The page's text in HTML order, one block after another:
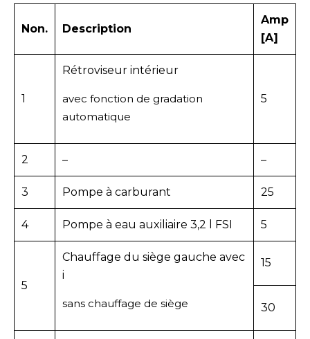
Non. Description
Amp
[A]
1
Rétroviseur intérieur
avec fonction de gradation
automatique
5
2 – –
3 Pompe à carburant 25
4 Pompe à eau auxiliaire 3,2 l FSI 5
5
Chauffage du siège gauche avec
i
sans chauffage de siège
15
30